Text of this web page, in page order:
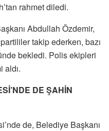
rahmet diledi.
Abdullah Özdemir,
takip ederken, bazı
bekledi. Polis ekipleri
aldı.
DE ŞAHİN
de, Belediye Başkanı